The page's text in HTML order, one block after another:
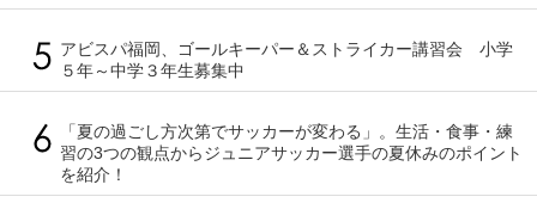
アビスパ福岡、ゴールキーパー＆ストライカー講習会 小学
５年～中学３年生募集中
「夏の過ごし方次第でサッカーが変わる」。生活・食事・練
習の3つの観点からジュニアサッカー選手の夏休みのポイント
を紹介！